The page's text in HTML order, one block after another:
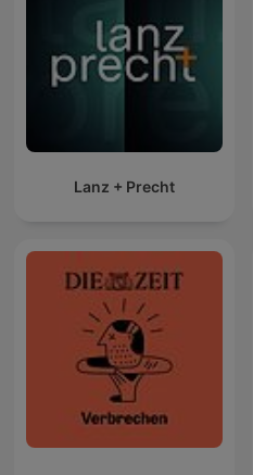
Lanz + Precht